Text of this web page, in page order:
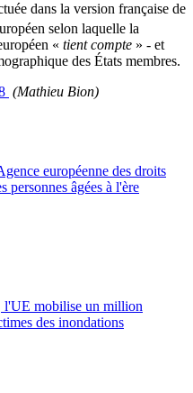
dans la version française de
selon laquelle la
« tient compte » - et
des États membres.
(Mathieu Bion)
européenne des droits
personnes âgées à l'ère
l'UE mobilise un million
des inondations